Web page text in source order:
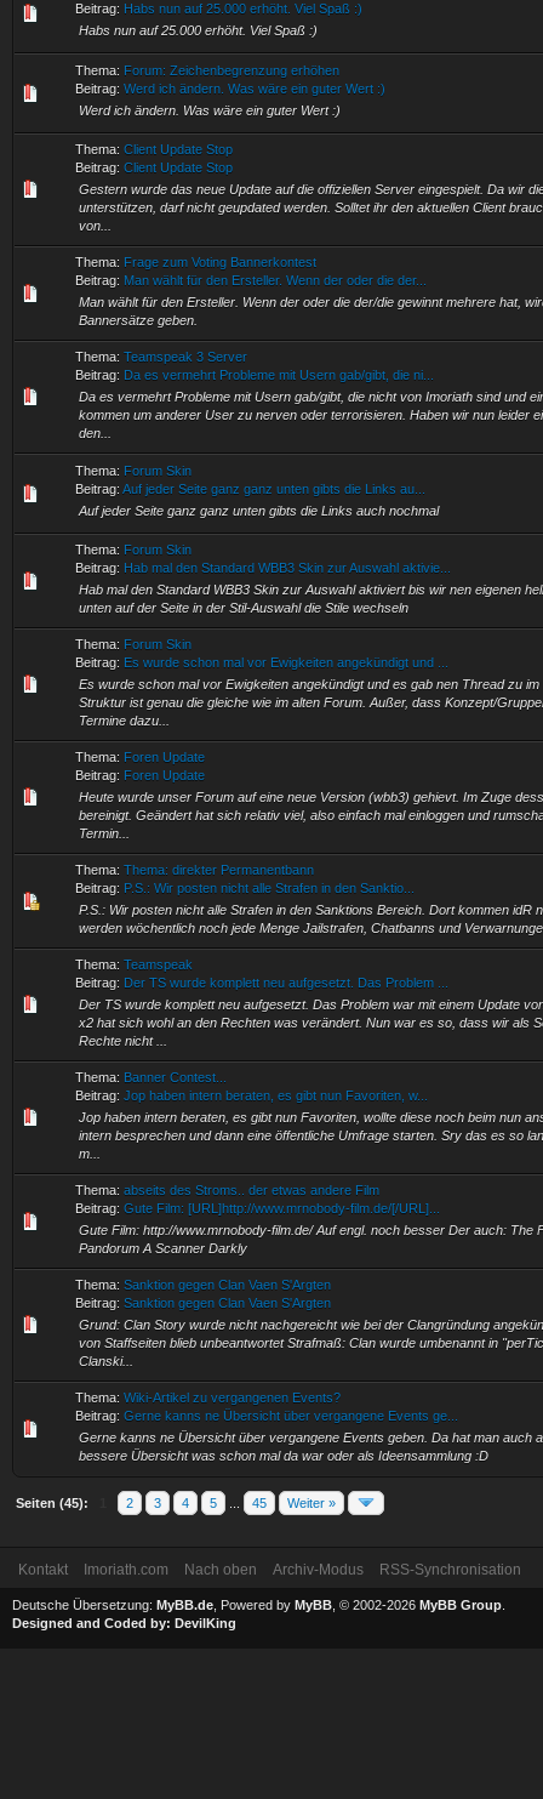
Beitrag: Habs nun auf 25.000 erhöht. Viel Spaß :)
Habs nun auf 25.000 erhöht. Viel Spaß :)
Thema: Forum: Zeichenbegrenzung erhöhen
Beitrag: Werd ich ändern. Was wäre ein guter Wert :)
Werd ich ändern. Was wäre ein guter Wert :)
Thema: Client Update Stop
Beitrag: Client Update Stop
Gestern wurde das neue Update auf die offiziellen Server eingespielt. Da wir
unterstützen, darf nicht geupdated werden. Solltet ihr den aktuellen Client
von...
Thema: Frage zum Voting Bannerkontest
Beitrag: Man wählt für den Ersteller. Wenn der oder die der...
Man wählt für den Ersteller. Wenn der oder die der/die gewinnt mehrere hat,
Bannersätze geben.
Thema: Teamspeak 3 Server
Beitrag: Da es vermehrt Probleme mit Usern gab/gibt, die ni...
Da es vermehrt Probleme mit Usern gab/gibt, die nicht von Imoriath sind und
kommen um anderer User zu nerven oder terrorisieren. Haben wir nun leider
den...
Thema: Forum Skin
Beitrag: Auf jeder Seite ganz ganz unten gibts die Links au...
Auf jeder Seite ganz ganz unten gibts die Links auch nochmal
Thema: Forum Skin
Beitrag: Hab mal den Standard WBB3 Skin zur Auswahl aktivie...
Hab mal den Standard WBB3 Skin zur Auswahl aktiviert bis wir nen eigenen
unten auf der Seite in der Stil-Auswahl die Stile wechseln
Thema: Forum Skin
Beitrag: Es wurde schon mal vor Ewigkeiten angekündigt und ...
Es wurde schon mal vor Ewigkeiten angekündigt und es gab nen Thread zu im
Struktur ist genau die gleiche wie im alten Forum. Außer, dass Konzept/
Termine dazu...
Thema: Foren Update
Beitrag: Foren Update
Heute wurde unser Forum auf eine neue Version (wbb3) gehievt. Im Zuge
bereinigt. Geändert hat sich relativ viel, also einfach mal einloggen und
Termin...
Thema: Thema: direkter Permanentbann
Beitrag: P.S.: Wir posten nicht alle Strafen in den Sanktio...
P.S.: Wir posten nicht alle Strafen in den Sanktions Bereich. Dort kommen idR
werden wöchentlich noch jede Menge Jailstrafen, Chatbanns und
Thema: Teamspeak
Beitrag: Der TS wurde komplett neu aufgesetzt. Das Problem ...
Der TS wurde komplett neu aufgesetzt. Das Problem war mit einem Update
x2 hat sich wohl an den Rechten was verändert. Nun war es so, dass wir als
Rechte nicht ...
Thema: Banner Contest...
Beitrag: Jop haben intern beraten, es gibt nun Favoriten, w...
Jop haben intern beraten, es gibt nun Favoriten, wollte diese noch beim nun
intern besprechen und dann eine öffentliche Umfrage starten. Sry das es so
m...
Thema: abseits des Stroms.. der etwas andere Film
Beitrag: Gute Film: [URL]http://www.mrnobody-film.de/[/URL]...
Gute Film: http://www.mrnobody-film.de/ Auf engl. noch besser Der auch: The
Pandorum A Scanner Darkly
Thema: Sanktion gegen Clan Vaen S'Argten
Beitrag: Sanktion gegen Clan Vaen S'Argten
Grund: Clan Story wurde nicht nachgereicht wie bei der Clangründung
von Staffseiten blieb unbeantwortet Strafmaß: Clan wurde umbenannt in
Clanski...
Thema: Wiki-Artikel zu vergangenen Events?
Beitrag: Gerne kanns ne Übersicht über vergangene Events ge...
Gerne kanns ne Übersicht über vergangene Events geben. Da hat man auch
bessere Übersicht was schon mal da war oder als Ideensammlung :D
Seiten (45): 2 3 4 5 45 Weiter »
Kontakt Imoriath.com Nach oben Archiv-Modus RSS-Synchronisation
Deutsche Übersetzung: MyBB.de , Powered by MyBB , © 2002-2026 MyBB Group
Designed and Coded by: DevilKing